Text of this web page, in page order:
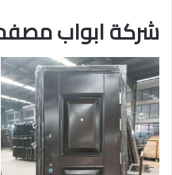
شركة ابواب